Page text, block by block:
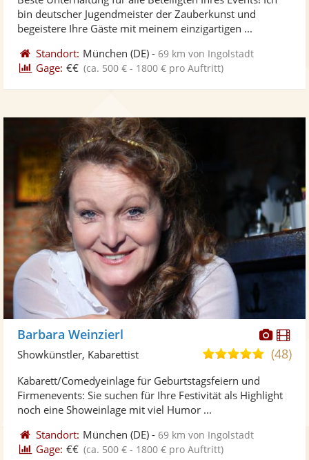
Fotos
5
bin deutscher Jugendmeister der Zauberkunst und
begeistere Ihre Gäste mit meinem einzigartigen ...
Standort: München (DE) -69 km von Ingolstadt
Gage: €€ (ca. 500 € - 1800 € pro Auftritt)
Barbara Weinzierl
4,9
5
Sternen
(48)
Showkünstler, Kabarettist
Kabarett/Comedyeinlage für Geburtstagsfeiern und
Firmenevents: Sie suchen für Ihre Festivität als Highlight
noch eine Showeinlage mit viel Humor ...
Standort: München (DE) -69 km von Ingolstadt
Gage: €€ (ca. 500 € - 1800 € pro Auftritt)